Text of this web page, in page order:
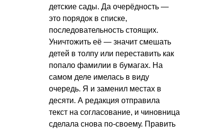
детские сады. Да очерёдность —
это порядок в списке,
последовательность стоящих.
Уничтожить её — значит смешать
детей в толпу или переставить как
попало фамилии в бумагах. На
самом деле имелась в виду
очередь. Я и заменил местах в
десяти. А редакция отправила
текст на согласование, и чиновница
сделала снова по-своему. Править